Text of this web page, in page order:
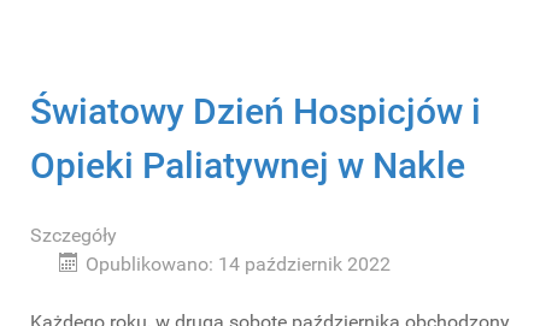
Światowy Dzień Hospicjów i
Opieki Paliatywnej w Nakle
Szczegóły
Opublikowano: 14 październik 2022
Każdego roku, w drugą sobotę października obchodzony